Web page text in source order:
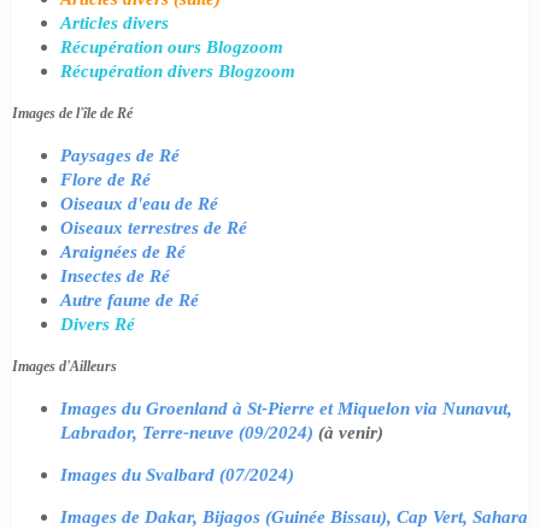
Articles divers
Récupération ours Blogzoom
Récupération divers Blogzoom
Images de l'île de Ré
Paysages de Ré
Flore de Ré
Oiseaux d'eau de Ré
Oiseaux terrestres de Ré
Araignées de Ré
Insectes de Ré
Autre faune de Ré
Divers Ré
Images d'Ailleurs
Images du Groenland à St-Pierre et Miquelon via Nunavut,
Labrador, Terre-neuve (09/2024) (à venir)
Images du Svalbard (07/2024)
Images de Dakar, Bijagos (Guinée Bissau), Cap Vert, Sahara